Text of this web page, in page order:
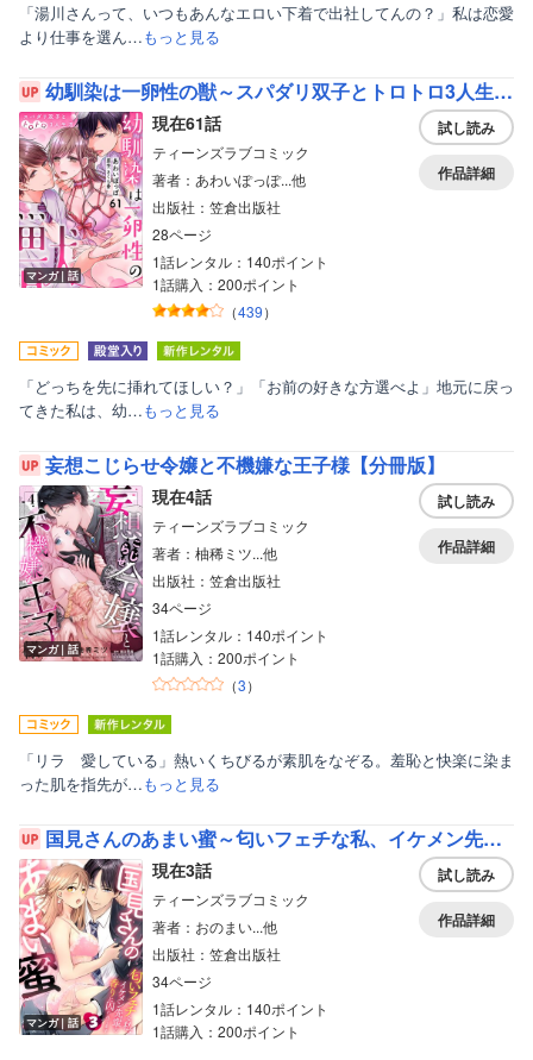
「湯川さんって、いつもあんなエロい下着で出社してんの？」私は恋愛
より仕事を選ん…もっと見る
幼馴染は一卵性の獣～スパダリ双子とトロトロ3人生活～【分冊版】
マンガ｜話
現在61話
ティーンズラブコミック
著者：あわいぽっぽ...他
出版社：笠倉出版社
28ページ
1話レンタル：140ポイント
1話購入：200ポイント
（439）
試し読み
作品詳細
「どっちを先に挿れてほしい？」「お前の好きな方選べよ」地元に戻っ
てきた私は、幼…もっと見る
妄想こじらせ令嬢と不機嫌な王子様【分冊版】
マンガ｜話
現在4話
ティーンズラブコミック
著者：柚稀ミツ...他
出版社：笠倉出版社
34ページ
1話レンタル：140ポイント
1話購入：200ポイント
（3）
試し読み
作品詳細
「リラ 愛している」熱いくちびるが素肌をなぞる。羞恥と快楽に染ま
った肌を指先が…もっと見る
国見さんのあまい蜜～匂いフェチな私、イケメン先輩の香りに囚われてます～【分冊版】
マンガ｜話
現在3話
ティーンズラブコミック
著者：おのまい...他
出版社：笠倉出版社
34ページ
1話レンタル：140ポイント
1話購入：200ポイント
試し読み
作品詳細